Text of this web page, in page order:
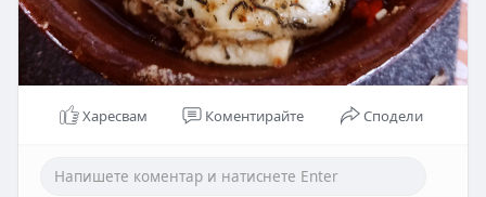
Харесвам Коментирайте Сподели